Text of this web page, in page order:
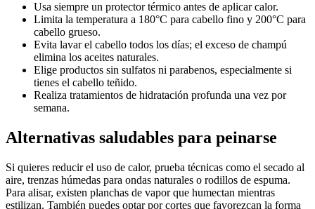
Usa siempre un protector térmico antes de aplicar calor.
Limita la temperatura a 180°C para cabello fino y 200°C para
cabello grueso.
Evita lavar el cabello todos los días; el exceso de champú
elimina los aceites naturales.
Elige productos sin sulfatos ni parabenos, especialmente si
tienes el cabello teñido.
Realiza tratamientos de hidratación profunda una vez por
semana.
Alternativas saludables para peinarse
Si quieres reducir el uso de calor, prueba técnicas como el secado al
aire, trenzas húmedas para ondas naturales o rodillos de espuma.
Para alisar, existen planchas de vapor que humectan mientras
estilizan. También puedes optar por cortes que favorezcan la forma